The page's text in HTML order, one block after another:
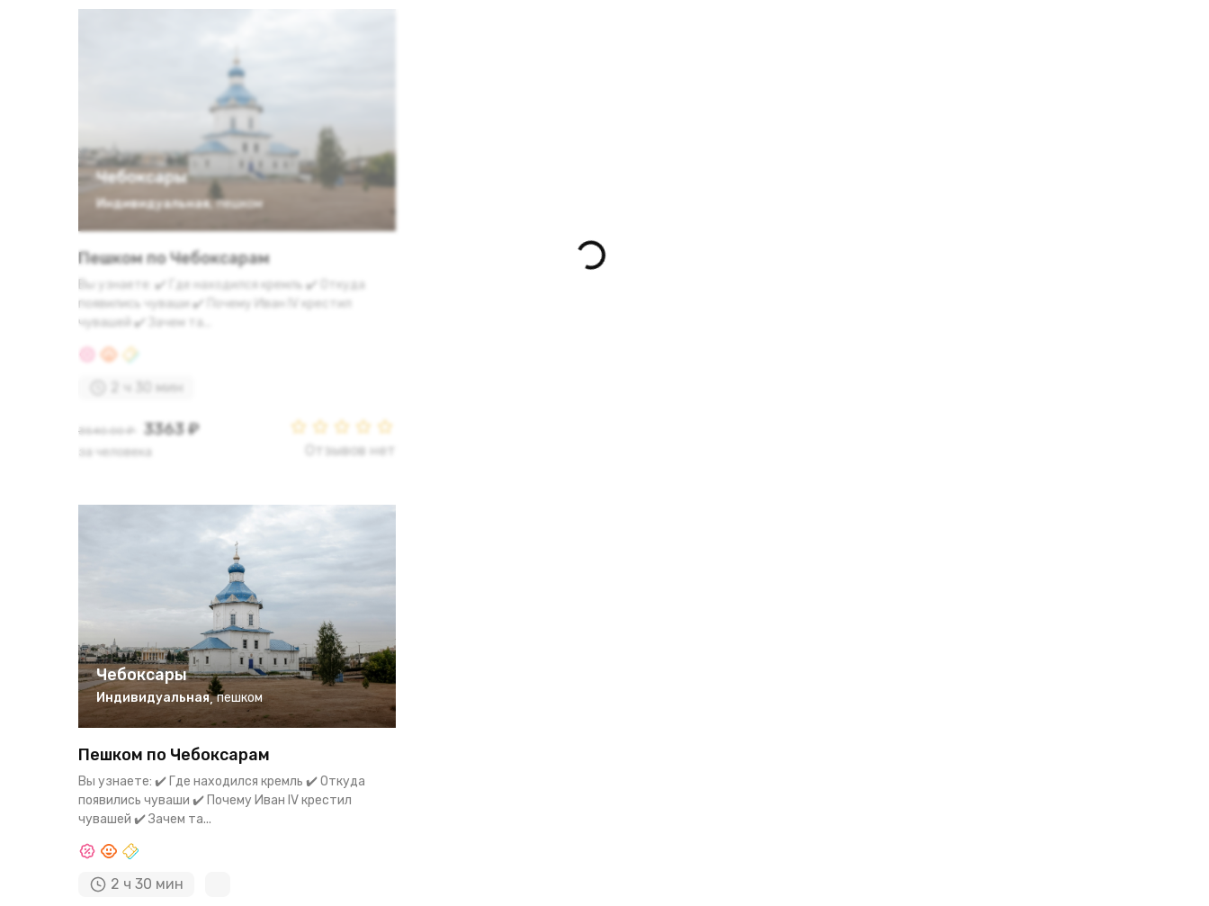
Чебоксары
Индивидуальная, пешком
Пешком по Чебоксарам
Вы узнаете: ✔️ Где находился кремль ✔️ Откуда
появились чуваши ✔️ Почему Иван IV крестил
чувашей ✔️ Зачем та...
2 ч 30 мин
3540.00 ₽ 3363 ₽
за человека Отзывов нет
Чебоксары
Индивидуальная, пешком
Пешком по Чебоксарам
Вы узнаете: ✔️ Где находился кремль ✔️ Откуда
появились чуваши ✔️ Почему Иван IV крестил
чувашей ✔️ Зачем та...
2 ч 30 мин